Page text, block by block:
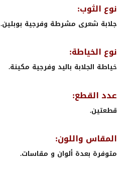
نوع الثوب:
جلابة شعرى مشرطة وفرجية بوبلين.
نوع الخياطة:
خياطة الجلابة باليد وفرجية مكينة.
عدد القطع:
قطعتين.
المقاس واللون:
متوفرة بعدة ألوان و مقاسات.